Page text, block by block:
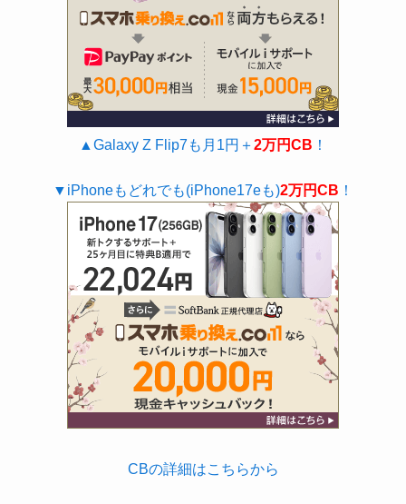
▲Galaxy Z Flip7も月1円＋2万円CB ！
▼iPhoneもどれでも(iPhone17eも)2万円CB ！
CBの詳細はこちらから